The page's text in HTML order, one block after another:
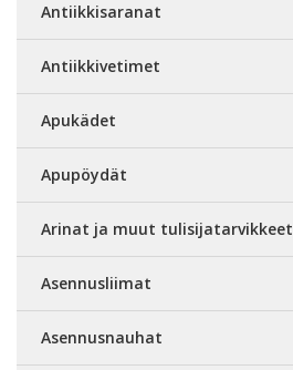
Antiikkisaranat
Antiikkivetimet
Apukädet
Apupöydät
Arinat ja muut tulisijatarvikkeet
Asennusliimat
Asennusnauhat